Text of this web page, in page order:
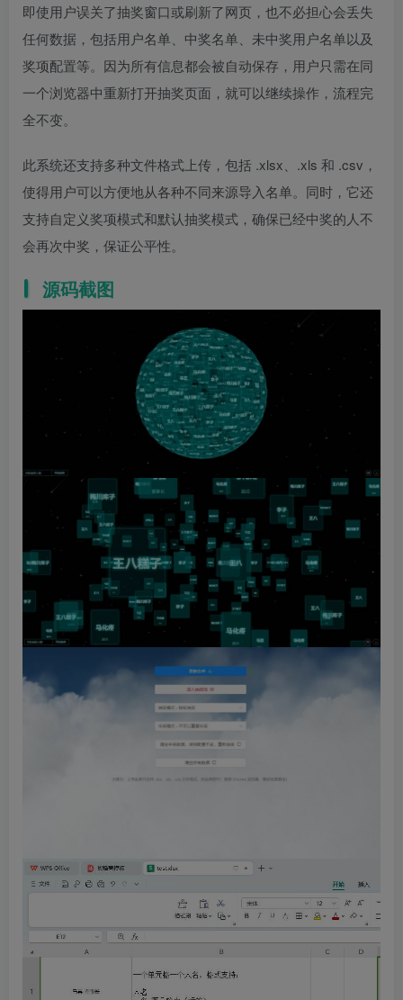
即使用户误关了抽奖窗口或刷新了网页，也不必担心会丢失
任何数据，包括用户名单、中奖名单、未中奖用户名单以及
奖项配置等。因为所有信息都会被自动保存，用户只需在同
一个浏览器中重新打开抽奖页面，就可以继续操作，流程完
全不变。
此系统还支持多种文件格式上传，包括 .xlsx、.xls 和 .csv，
使得用户可以方便地从各种不同来源导入名单。同时，它还
支持自定义奖项模式和默认抽奖模式，确保已经中奖的人不
会再次中奖，保证公平性。
源码截图